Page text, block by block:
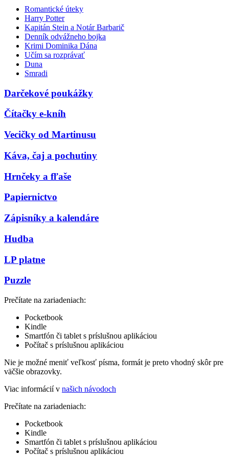
Romantické úteky
Harry Potter
Kapitán Stein a Notár Barbarič
Denník odvážneho bojka
Krimi Dominika Dána
Učím sa rozprávať
Duna
Smradi
Darčekové poukážky
Čítačky e-kníh
Vecičky od Martinusu
Káva, čaj a pochutiny
Hrnčeky a fľaše
Papiernictvo
Zápisníky a kalendáre
Hudba
LP platne
Puzzle
Prečítate na zariadeniach:
Pocketbook
Kindle
Smartfón či tablet s príslušnou aplikáciou
Počítač s príslušnou aplikáciou
Nie je možné meniť veľkosť písma, formát je preto vhodný skôr pre
väčšie obrazovky.
Viac informácií v našich návodoch
Prečítate na zariadeniach:
Pocketbook
Kindle
Smartfón či tablet s príslušnou aplikáciou
Počítač s príslušnou aplikáciou